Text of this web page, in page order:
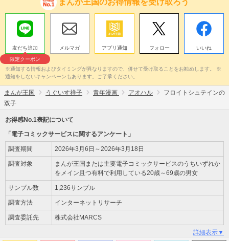
友だち追加
限定クーポン
メルマガ アプリ通知 フォロー いいね
※通知する情報およびタイミングが異なりますので、併せて受け取ることをお勧めします。 ※
通知をしないキャンペーンもあります。ご了承ください。
まんが王国 うぐいす祥子 青年漫画 アオハル
フロイトシュテインの
双子
お得感No.1表記について
「電子コミックサービスに関するアンケート」
調査期間 2026年3月6日～2026年3月18日
調査対象
まんが王国または主要電子コミックサービスのうちいずれか
をメイン且つ有料で利用している20歳～69歳の男女
サンプル数 1,236サンプル
調査方法 インターネットリサーチ
調査委託先 株式会社MARCS
詳細表示▼